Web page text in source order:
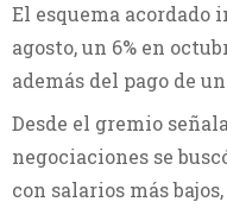
El esquema acordado
agosto, un 6% en
además del pago de
Desde el gremio
negociaciones se
con salarios más